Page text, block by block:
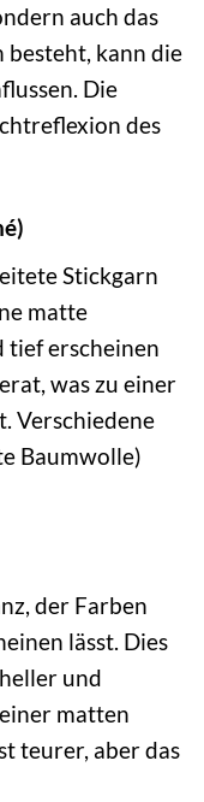
auch das
besteht, kann die
Die
des
Stickgarn
matte
tief erscheinen
was zu einer
Verschiedene
Baumwolle)
der Farben
lässt. Dies
und
matten
teurer, aber das